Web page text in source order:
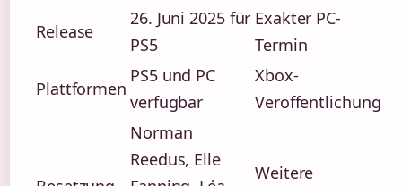
Release
26. Juni 2025 für
PS5
Exakter PC-
Termin
Plattformen
PS5 und PC
verfügbar
Xbox-
Veröffentlichung
Norman
Reedus, Elle
Weitere